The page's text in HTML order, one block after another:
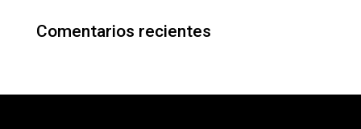
Comentarios recientes